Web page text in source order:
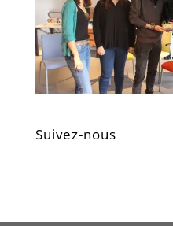
Suivez-nous